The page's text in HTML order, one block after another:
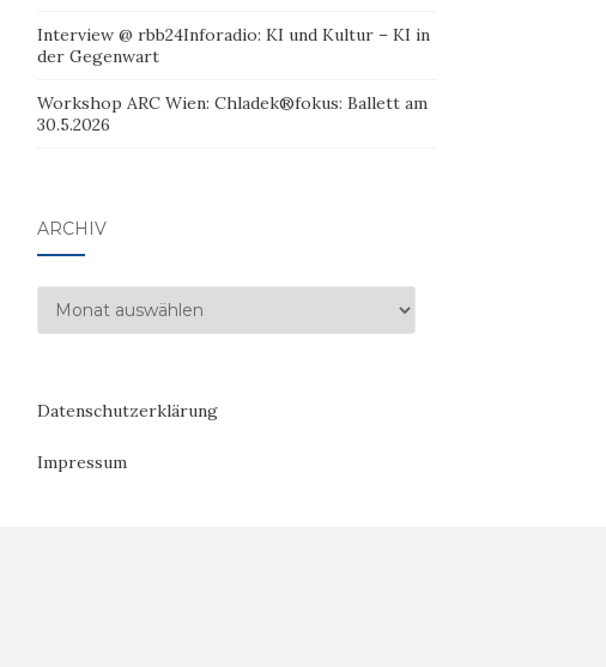
Interview @ rbb24Inforadio: KI und Kultur – KI in
der Gegenwart
Workshop ARC Wien: Chladek®fokus: Ballett am
30.5.2026
ARCHIV
Archiv
Datenschutzerklärung
Impressum